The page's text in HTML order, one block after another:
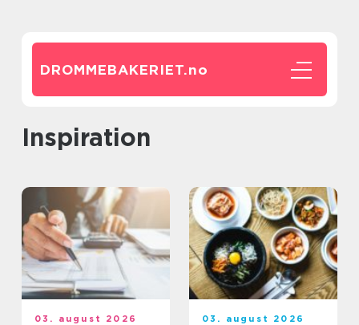
DROMMEBAKERIET.no
inspiration
03. august 2026 03. august 2026